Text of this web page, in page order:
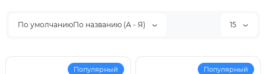
По умолчаниюПо названию (А - Я) 15
Популярный Популярный